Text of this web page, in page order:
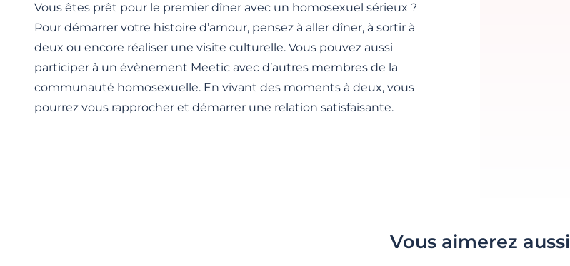
Vous êtes prêt pour le premier dîner avec un homosexuel sérieux ?
Pour démarrer votre histoire d’amour, pensez à aller dîner, à sortir à
deux ou encore réaliser une visite culturelle. Vous pouvez aussi
participer à un évènement Meetic avec d’autres membres de la
communauté homosexuelle. En vivant des moments à deux, vous
pourrez vous rapprocher et démarrer une relation satisfaisante.
Vous aimerez aussi